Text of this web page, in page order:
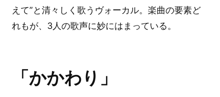
えて”と清々しく歌うヴォーカル。楽曲の要素ど
れもが、3人の歌声に妙にはまっている。
「かかわり」